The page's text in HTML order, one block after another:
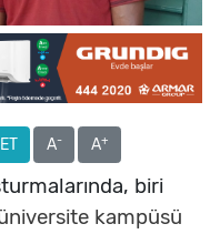
A- A+
biri
kampüsü